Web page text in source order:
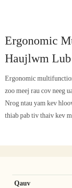
Ergonomic
Haujlwm
Ergonomic
zoo meej rau cov neeg
Nrog ntau yam kev
thiab pab tiv thaiv kev
Qauv